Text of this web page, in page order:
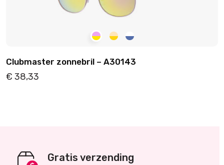
Clubmaster zonnebril – A30143
€ 38,33
Gratis verzending